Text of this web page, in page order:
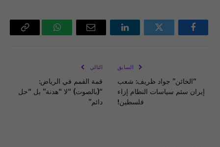
فيسبوك تويتر لينكدإن
البريد
واتساب Copy
السابق
“الخائن” جواد ظريف: شعب
إيران سئم سياسات النظام إزاء
فلسطين!
التالي
قمة القمم في الرياض:
“(بالصوت) “لا “هدنة” بل “حل
دائم”